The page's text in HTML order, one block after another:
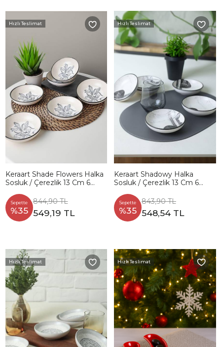
Hızlı Teslimat
Keraart Shade Flowers Halka
Sosluk / Çerezlik 13 Cm 6
Sepette
%35
844,90 TL
549,19 TL
Hızlı Teslimat
Keraart Shadowy Halka
Sosluk / Çerezlik 13 Cm 6
Sepette
%35
843,90 TL
548,54 TL
Hızlı Teslimat Hızlı Teslimat